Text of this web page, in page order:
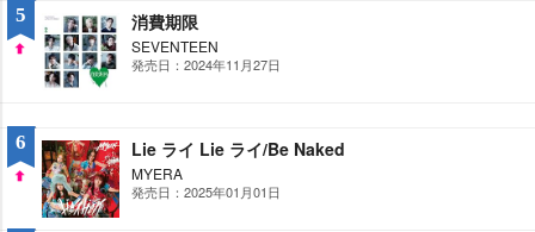
5 消費期限
SEVENTEEN
発売日：2024年11月27日
6 Lie ライ Lie ライ/Be Naked
MYERA
発売日：2025年01月01日